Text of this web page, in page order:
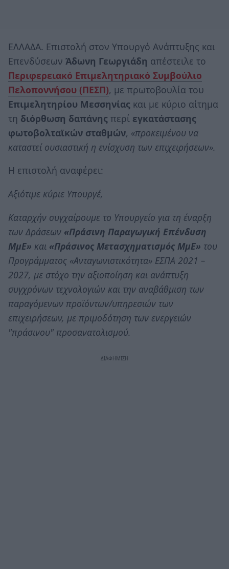
ΕΛΛΑΔΑ. Επιστολή στον Υπουργό Ανάπτυξης και
Επενδύσεων Άδωνη Γεωργιάδη απέστειλε το
Περιφερειακό Επιμελητηριακό Συμβούλιο
Πελοποννήσου (ΠΕΣΠ), με πρωτοβουλία του
Επιμελητηρίου Μεσσηνίας και με κύριο αίτημα
τη διόρθωση δαπάνης περί εγκατάστασης
φωτοβολταϊκών σταθμών, «προκειμένου να
καταστεί ουσιαστική η ενίσχυση των επιχειρήσεων».
Η επιστολή αναφέρει:
Αξιότιμε κύριε Υπουργέ,
Καταρχήν συγχαίρουμε το Υπουργείο για τη έναρξη
των Δράσεων «Πράσινη Παραγωγική Επένδυση
ΜμΕ» και «Πράσινος Μετασχηματισμός ΜμΕ» του
Προγράμματος «Ανταγωνιστικότητα» ΕΣΠΑ 2021 –
2027, με στόχο την αξιοποίηση και ανάπτυξη
συγχρόνων τεχνολογιών και την αναβάθμιση των
παραγόμενων προϊόντων/υπηρεσιών των
επιχειρήσεων, με πριμοδότηση των ενεργειών
"πράσινου" προσανατολισμού.